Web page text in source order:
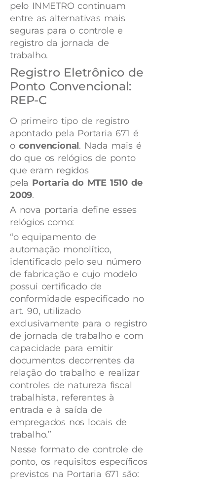
pelo INMETRO continuam
entre as alternativas mais
seguras para o controle e
registro da jornada de
trabalho.
Registro Eletrônico de
Ponto Convencional:
REP-C
O primeiro tipo de registro
apontado pela Portaria 671 é
o convencional. Nada mais é
do que os relógios de ponto
que eram regidos
pela Portaria do MTE 1510 de
2009.
A nova portaria define esses
relógios como:
“o equipamento de
automação monolítico,
identificado pelo seu número
de fabricação e cujo modelo
possui certificado de
conformidade especificado no
art. 90, utilizado
exclusivamente para o registro
de jornada de trabalho e com
capacidade para emitir
documentos decorrentes da
relação do trabalho e realizar
controles de natureza fiscal
trabalhista, referentes à
entrada e à saída de
empregados nos locais de
trabalho.”
Nesse formato de controle de
ponto, os requisitos específicos
previstos na Portaria 671 são: